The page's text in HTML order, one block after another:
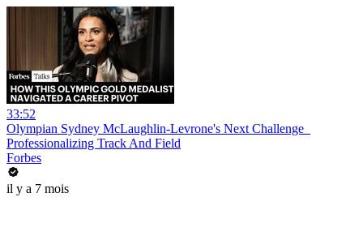
33:52
Olympian Sydney McLaughlin-Levrone's Next Challenge_
Professionalizing Track And Field
Forbes
il y a 7 mois